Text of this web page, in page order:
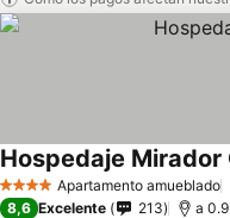
4 EstrellasApartamento amueblado
Hospedaje Mirador
8,6 Excelente 213 a